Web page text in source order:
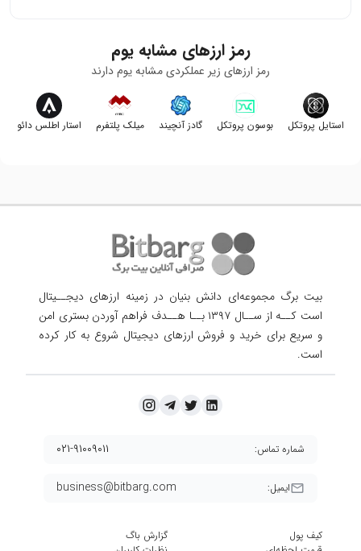
رمز ارزهای مشابهیوم
رمز ارزهای زیر عملکردی مشابهیومدارند
استایل پروتکل بوسون پروتکل گادز آنچیند میلک پلتفرم استار اطلس دائو
بیت برگ مجموعه‌ای دانش بنیان در زمینه ارزهای دیجــیتال
است کــه از ســال ۱۳۹۷ بــا هــدف فراهم آوردن
بستری امن
و سریع برای خرید و فروش ارزهای دیجیتال شروع به کار کرده
است.
ایمیل: business@bitbarg.com
شماره تماس: ۰۲۱-۹۱۰۰۹۰۱۱
کیف پول
گزارش باگ